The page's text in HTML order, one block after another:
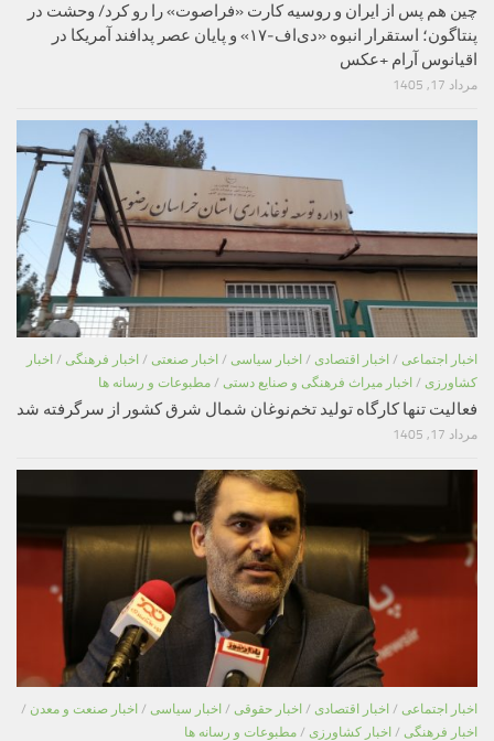
چین هم پس از ایران و روسیه کارت «فراصوت» را رو کرد/ وحشت در
پنتاگون؛ استقرار انبوه «دی‌اف‑۱۷» و پایان عصر پدافند آمریکا در
اقیانوس آرام +عکس
مرداد 17, 1405
اخبار اجتماعی / اخبار اقتصادی / اخبار سیاسی / اخبار صنعتی / اخبار فرهنگی / اخبار
کشاورزی / اخبار میراث فرهنگی و صنایع دستی / مطبوعات و رسانه ها
فعالیت تنها کارگاه تولید تخم‌نوغان شمال شرق کشور از سرگرفته شد
مرداد 17, 1405
اخبار اجتماعی / اخبار اقتصادی / اخبار حقوقی / اخبار سیاسی / اخبار صنعت و معدن /
اخبار فرهنگی / اخبار کشاورزی / مطبوعات و رسانه ها